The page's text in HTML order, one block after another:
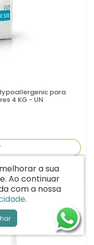
para
4 KG - UN
a sua
Ao continuar
com a nossa
.